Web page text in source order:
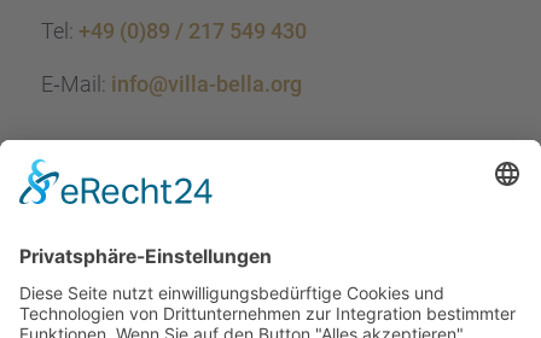
Tel: +49 (0)89 / 217 549 430
E‑Mail: info@villa-bella.org
ÖFFNUNGS­ZEI­TEN
Mo-Do: 09:00 — 20:00 Uhr